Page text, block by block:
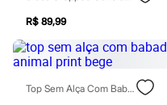
0 a 24 meses
1 a 5 anos
4 a 12 anos
10 a 16 anos
Roupas menino
0 a 24 meses
R$ 89,99
Top Sem Alça Com Babado Animal Print Bege